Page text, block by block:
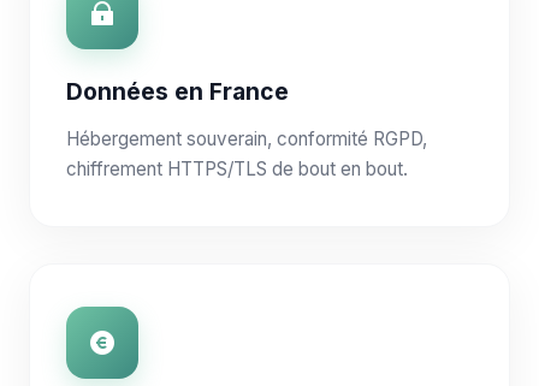
Données en France
Hébergement souverain, conformité RGPD,
chiffrement HTTPS/TLS de bout en bout.